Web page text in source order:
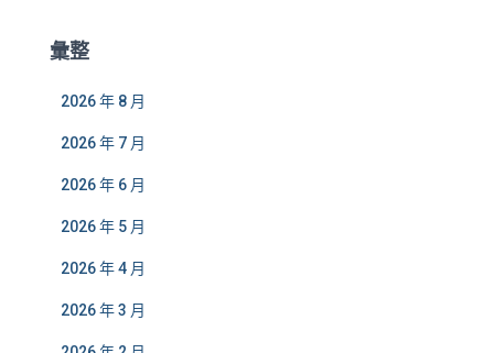
彙整
2026 年 8 月
2026 年 7 月
2026 年 6 月
2026 年 5 月
2026 年 4 月
2026 年 3 月